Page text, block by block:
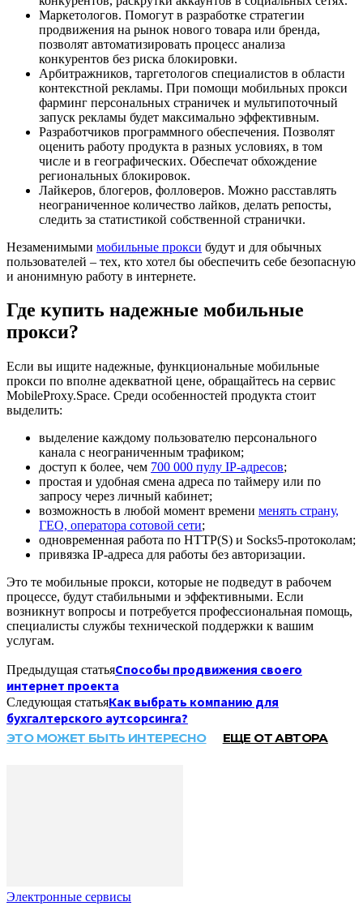
Маркетологов. Помогут в разработке стратегии
продвижения на рынок нового товара или бренда,
позволят автоматизировать процесс анализа
конкурентов без риска блокировки.
Арбитражников, таргетологов специалистов в области
контекстной рекламы. При помощи мобильных прокси
фарминг персональных страничек и мультипоточный
запуск рекламы будет максимально эффективным.
Разработчиков программного обеспечения. Позволят
оценить работу продукта в разных условиях, в том
числе и в географических. Обеспечат обхождение
региональных блокировок.
Лайкеров, блогеров, фолловеров. Можно расставлять
неограниченное количество лайков, делать репосты,
следить за статистикой собственной странички.
Незаменимыми мобильные прокси будут и для обычных
пользователей – тех, кто хотел бы обеспечить себе безопасную
и анонимную работу в интернете.
Где купить надежные мобильные
прокси?
Если вы ищите надежные, функциональные мобильные
прокси по вполне адекватной цене, обращайтесь на сервис
MobileProxy.Space. Среди особенностей продукта стоит
выделить:
выделение каждому пользователю персонального
канала с неограниченным трафиком;
доступ к более, чем 700 000 пулу IP-адресов;
простая и удобная смена адреса по таймеру или по
запросу через личный кабинет;
возможность в любой момент времени менять страну,
ГЕО, оператора сотовой сети;
одновременная работа по HTTP(S) и Socks5-протоколам;
привязка IP-адреса для работы без авторизации.
Это те мобильные прокси, которые не подведут в рабочем
процессе, будут стабильными и эффективными. Если
возникнут вопросы и потребуется профессиональная помощь,
специалисты службы технической поддержки к вашим
услугам.
Предыдущая статьяСпособы продвижения своего
интернет проекта
Следующая статьяКак выбрать компанию для
бухгалтерского аутсорсинга?
ЭТО МОЖЕТ БЫТЬ ИНТЕРЕСНО ЕЩЕ ОТ АВТОРА
Электронные сервисы